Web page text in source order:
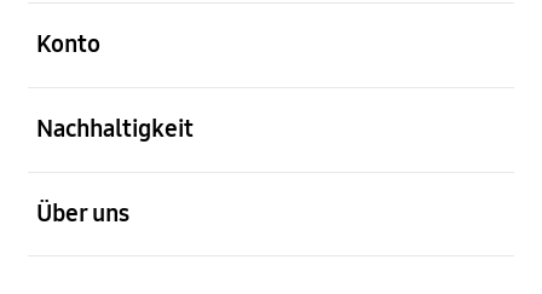
Konto
Nachhaltigkeit
Über uns